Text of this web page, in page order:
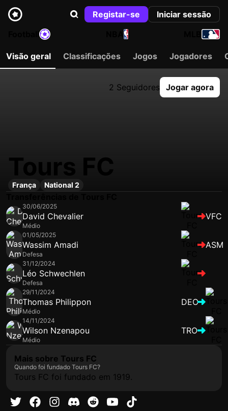
Registar-se
Iniciar sessão
NBA
Visão geral Classificações Jogos Jogadores
2 Seguidores Jogar agora
Tours FC
França National 2
30/06/2025
David Chevalier
Médio
VFC
01/05/2025
Wassim Amadi
Defesa
ASM
31/12/2024
Léo Schwechlen
Defesa
29/11/2024
Thomas Philippon
Médio
DEO
14/11/2024
Wilson Nzenapou
Médio
TRO
Mais sobre Tours FC
Quando foi fundado Tours FC?
Tours FC foi fundado em 1919.